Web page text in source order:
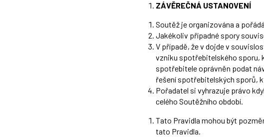
ZÁVĚREČNÁ USTANOVENÍ
Soutěž je organizována a
Jakékoliv případné spory
V případě, že v dojde v
vzniku spotřebitelského sporu,
spotřebiteleoprávněn podat
řešení spotřebitelských sporů,
Pořadatel si vyhrazuje právo
celého Soutěžního období.
Tato Pravidla mohou být
tato Pravidla.